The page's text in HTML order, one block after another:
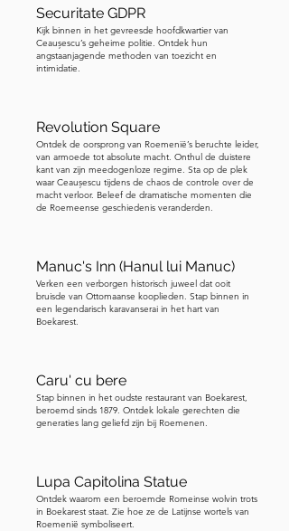
het Roemeense Atheneum, een groot
concertgebouw dat doet denken aan
Parijse operahuizen. Andere
reputatie van de stad verder. Vanwege
deze Franse invloed in architectuur,
cultuur en levensstijl, verdiende
Boekarest de bijnaam Klein Parijs of
het Parijs van het Oosten.
Securitate GDPR
Kijk binnen in het gevreesde hoofdkwartier van
Ceaușescu’s geheime politie. Ontdek hun
angstaanjagende methoden van toezicht en
intimidatie.
Revolution Square
Ontdek de oorsprong van Roemenië’s beruchte leider,
van armoede tot absolute macht. Onthul de duistere
kant van zijn meedogenloze regime. Sta op de plek
waar Ceaușescu tijdens de chaos de controle over de
macht verloor. Beleef de dramatische momenten die
de Roemeense geschiedenis veranderden.
Manuc's Inn (Hanul lui Manuc)
Verken een verborgen historisch juweel dat ooit
bruisde van Ottomaanse kooplieden. Stap binnen in
een legendarisch karavanserai in het hart van
Boekarest.
Caru' cu bere
Stap binnen in het oudste restaurant van Boekarest,
beroemd sinds 1879. Ontdek lokale gerechten die
generaties lang geliefd zijn bij Roemenen.
Lupa Capitolina Statue
Ontdek waarom een beroemde Romeinse wolvin trots
in Boekarest staat. Zie hoe ze de Latijnse wortels van
Roemenië symboliseert.